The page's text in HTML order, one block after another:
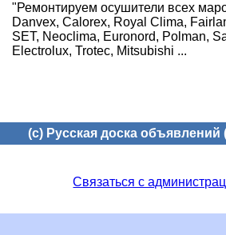
"Ремонтируем осушители всех
Danvex, Calorex, Royal Clima,
SET, Neoclima, Euronord, Polman,
Electrolux, Trotec, Mitsubishi ...
(c) Русская доска
Связаться с